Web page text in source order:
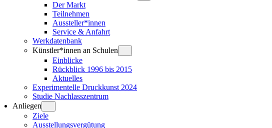
Der Markt
Teilnehmen
Aussteller*innen
Service & Anfahrt
Werkdatenbank
Künstler*innen an Schulen
Einblicke
Rückblick 1996 bis 2015
Aktuelles
Experimentelle Druckkunst 2024
Studie Nachlasszentrum
Anliegen
Ziele
Ausstellungsvergütung